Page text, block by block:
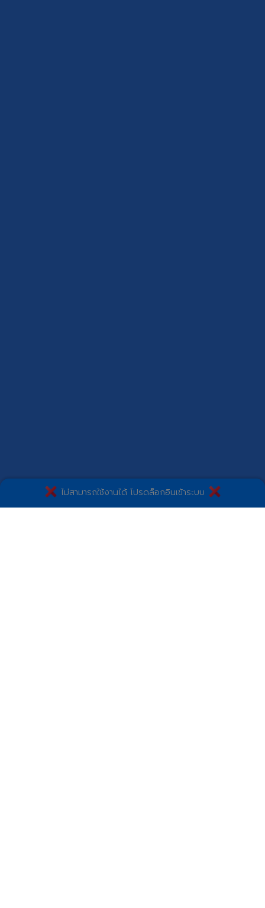
ไม่สามารถใช้งานได้ โปรดล็อกอินเข้าระบบ